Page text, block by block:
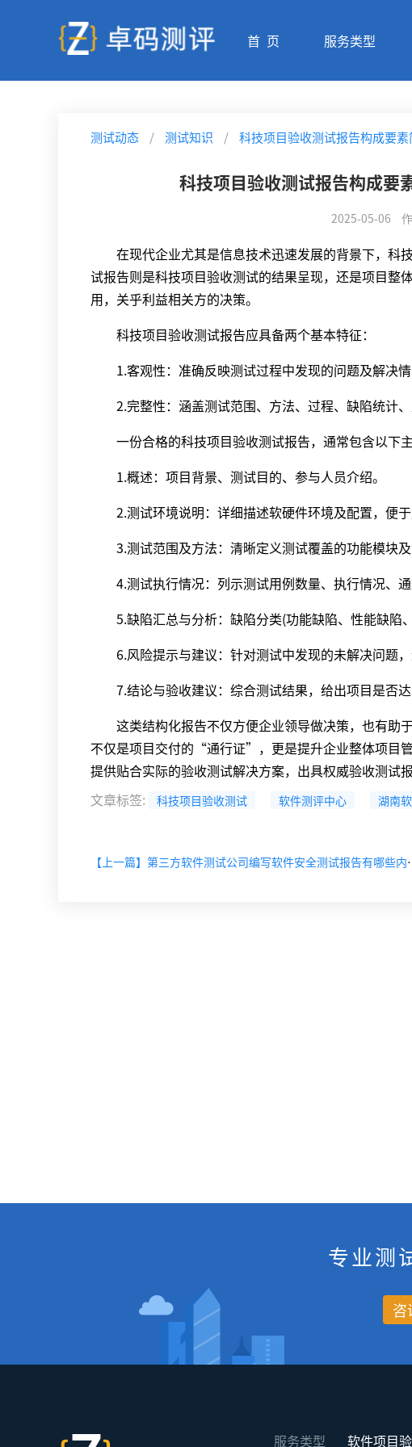
首 页 服务类型
测试动态 / 测试知识 / 科技项目验收测试报告构成要
科技项目验收测试报告构成要
2025-05-06
在现代企业尤其是信息技术迅速发展的背景下，科
试报告则是科技项目验收测试的结果呈现，还是项目整
用，关乎利益相关方的决策。
科技项目验收测试报告应具备两个基本特征：
1.客观性：准确反映测试过程中发现的问题及解决情
2.完整性：涵盖测试范围、方法、过程、缺陷统计、
一份合格的科技项目验收测试报告，通常包含以下主
1.概述：项目背景、测试目的、参与人员介绍。
2.测试环境说明：详细描述软硬件环境及配置，便于
3.测试范围及方法：清晰定义测试覆盖的功能模块及
4.测试执行情况：列示测试用例数量、执行情况、通
5.缺陷汇总与分析：缺陷分类(功能缺陷、性能缺陷
6.风险提示与建议：针对测试中发现的未解决问题，
7.结论与验收建议：综合测试结果，给出项目是否达
这类结构化报告不仅方便企业领导做决策，也有助
不仅是项目交付的“通行证”，更是提升企业整体项目
提供贴合实际的验收测试解决方案，出具权威验收测试
文章标签: 科技项目验收测试 软件测评中心 湖南
【上一篇】第三
专业测
咨
服务类型 软件项目